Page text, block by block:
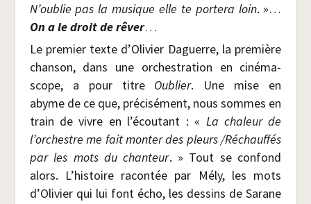
N’oublie pas la musique elle te por­te­ra loin. »…
On a le droit de rêver…
Le pre­mier texte d’Olivier Daguerre, la pre­mière
chan­son, dans une orches­tra­tion en ciné­ma­
scope, a pour titre Oublier. Une mise en
abyme de ce que, pré­ci­sé­ment, nous sommes en
train de vivre en l’écoutant : « La cha­leur de
l’orchestre me fait mon­ter des pleurs /​Réchauf­fés
par les mots du chan­teur. » Tout se confond
alors. L’histoire racon­tée par Mély, les mots
d’Olivier qui lui font écho, les des­sins de Sarane